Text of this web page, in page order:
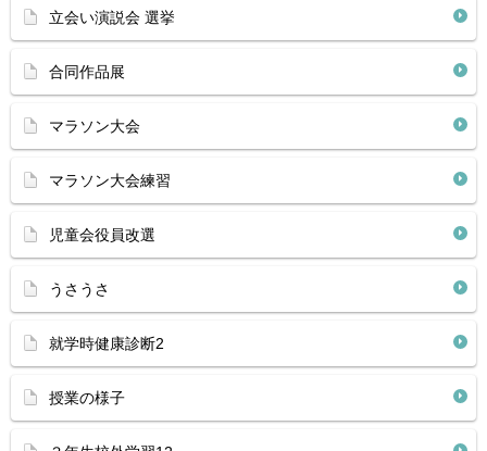
立会い演説会 選挙
合同作品展
マラソン大会
マラソン大会練習
児童会役員改選
うさうさ
就学時健康診断2
授業の様子